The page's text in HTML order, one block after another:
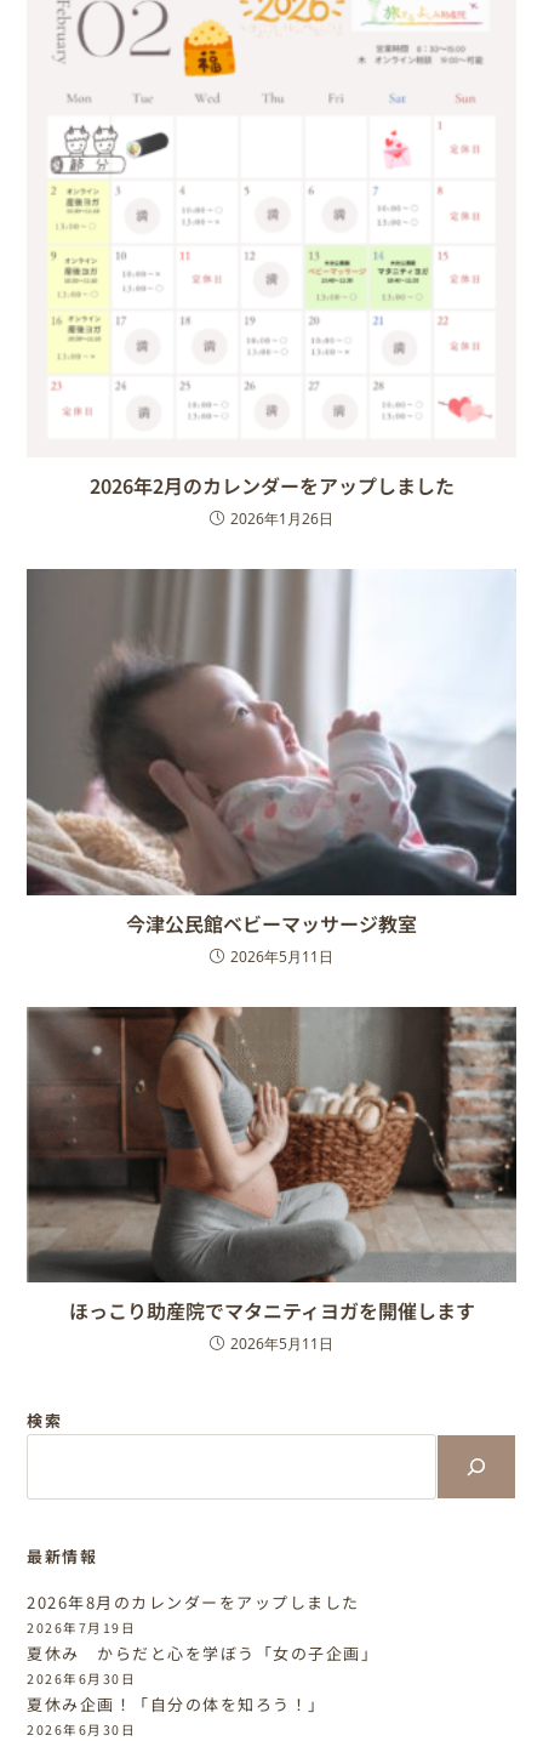
2026年2月のカレンダーをアップしました
2026年1月26日
今津公民館ベビーマッサージ教室
2026年5月11日
ほっこり助産院でマタニティヨガを開催します
2026年5月11日
検索
最新情報
2026年8月のカレンダーをアップしました
2026年7月19日
夏休み からだと心を学ぼう「女の子企画」
2026年6月30日
夏休み企画！「自分の体を知ろう！」
2026年6月30日